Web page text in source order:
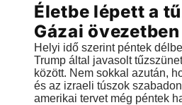
Életbe lépett a
Gázai övezetben
Helyi idő szerint péntek
Trump által javasolt
között. Nem sokkal azután,
és az izraeli túszok
amerikai tervet még péntek